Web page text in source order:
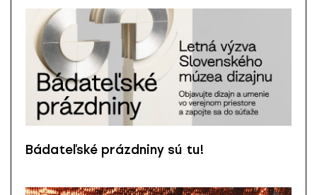
Bádateľské prázdniny sú tu!